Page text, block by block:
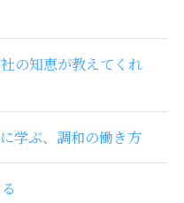
の知恵が教えてくれ
学ぶ、調和の働き方